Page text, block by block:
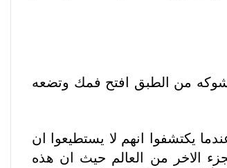
شوكه من الطبق افتح فمك وتضعه
يكتشفوا انهم لا يستطيعوا ان
الاخر من العالم حيث ان هذه